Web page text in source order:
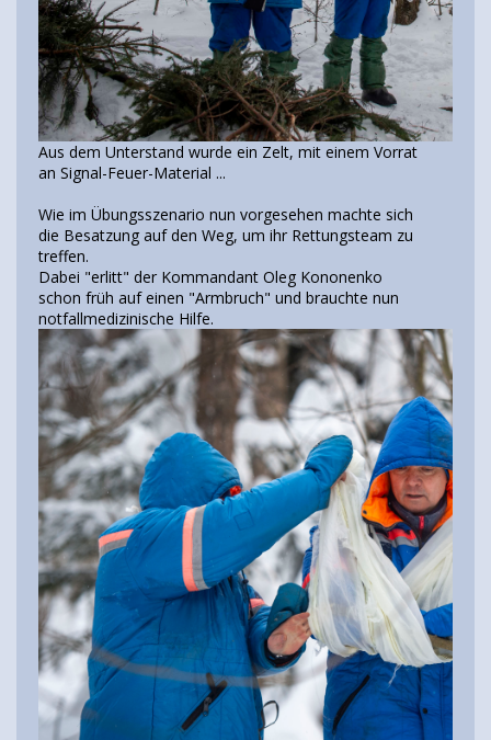
Aus dem Unterstand wurde ein Zelt, mit einem Vorrat
an Signal-Feuer-Material ...
Wie im Übungsszenario nun vorgesehen machte sich
die Besatzung auf den Weg, um ihr Rettungsteam zu
treffen.
Dabei "erlitt" der Kommandant Oleg Kononenko
schon früh auf einen "Armbruch" und brauchte nun
notfallmedizinische Hilfe.